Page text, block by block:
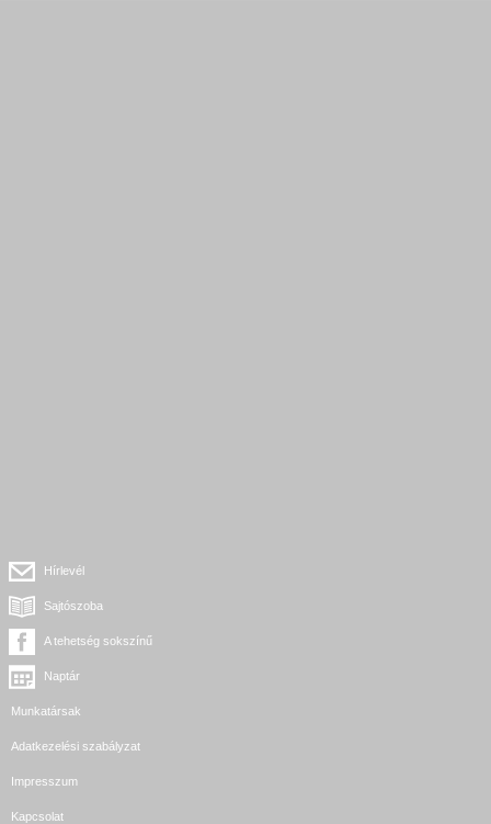
Hírlevél
Sajtószoba
A tehetség sokszínű
Naptár
Munkatársak
Adatkezelési szabályzat
Impresszum
Kapcsolat